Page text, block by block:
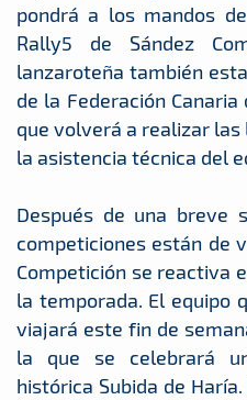
pondrá a los mandos
Rally5 de Sández
lanzaroteña también
de la Federación
que volverá a realizar las
la asistencia técnica del
Después de una breve
competiciones están de
Competición se reactiva
la temporada. El equipo
viajará este fin de
la que se celebrará
histórica Subida de